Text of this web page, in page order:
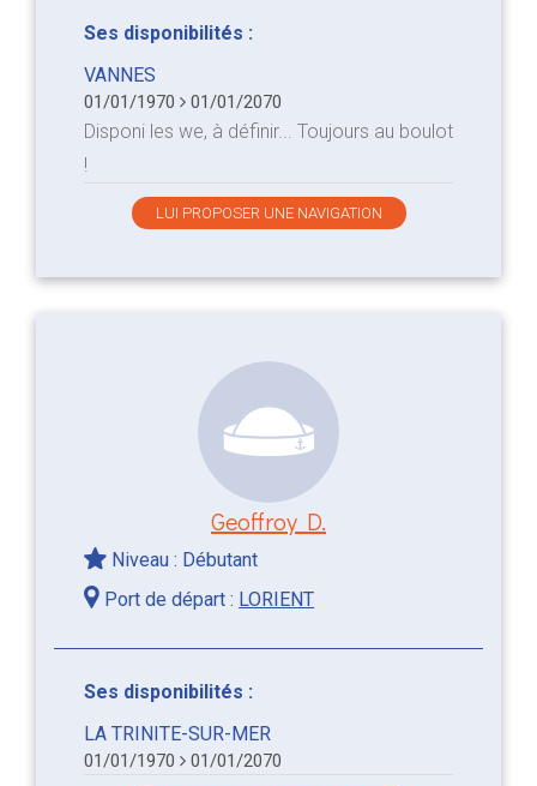
Ses disponibilités :
VANNES
01/01/1970 01/01/2070
Disponi les we, à définir... Toujours au boulot
!
LUI PROPOSER UNE NAVIGATION
Geoffroy D.
Niveau : Débutant
Port de départ : LORIENT
Ses disponibilités :
LA TRINITE-SUR-MER
01/01/1970 01/01/2070